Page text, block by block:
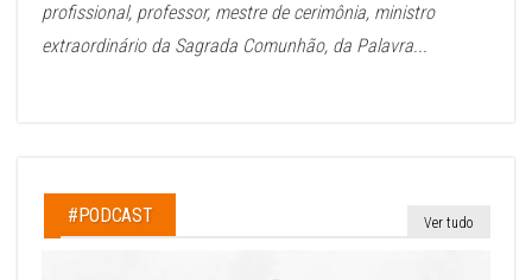
profissional, professor, mestre de cerimônia, ministro
extraordinário da Sagrada Comunhão, da Palavra...
#PODCAST Ver tudo